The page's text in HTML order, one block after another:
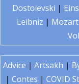
Dostoïevski |
Leibniz | Mozart
Advice | Artsakh |
| Contes | COVID